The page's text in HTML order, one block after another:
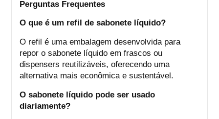
Perguntas Frequentes
O que é um refil de sabonete líquido?
O refil é uma embalagem desenvolvida para
repor o sabonete líquido em frascos ou
dispensers reutilizáveis, oferecendo uma
alternativa mais econômica e sustentável.
O sabonete líquido pode ser usado
diariamente?